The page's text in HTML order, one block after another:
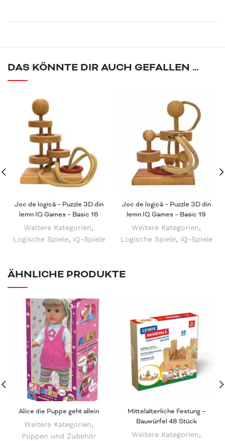
DAS KÖNNTE DIR AUCH GEFALLEN …
Joc de logică – Puzzle 3D din
lemn IQ Games – Basic 16
Weitere Kategorien,
Logische Spiele, IQ-Spiele
Joc de logică – Puzzle 3D din
lemn IQ Games – Basic 19
Weitere Kategorien,
Logische Spiele, IQ-Spiele
ÄHNLICHE PRODUKTE
Alice die Puppe geht allein
Weitere Kategorien,
Puppen und Zubehör
Mittelalterliche Festung –
Bauwürfel 48 Stück
Weitere Kategorien,